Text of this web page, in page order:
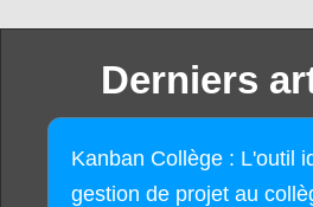
Derniers
Kanban Collège : L'outil
gestion de projet au